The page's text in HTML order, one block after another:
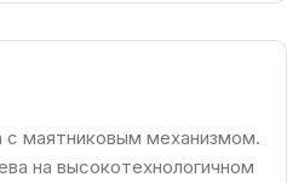
с маятниковым механизмом.
на высокотехнологичном